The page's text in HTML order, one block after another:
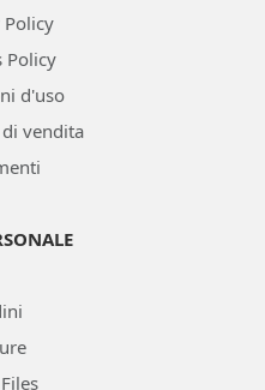
Policy
Policy
d'uso
vendita